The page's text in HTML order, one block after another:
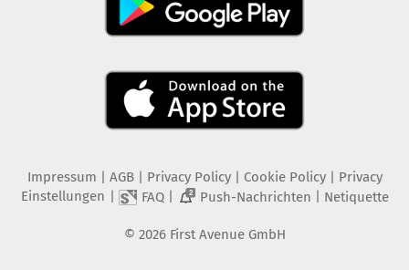
Impressum AGB Privacy Policy| Cookie Policy| Privacy
Einstellungen
FAQ| 2 Push-Nachrichten Netiquette
© 2026 First Avenue GmbH